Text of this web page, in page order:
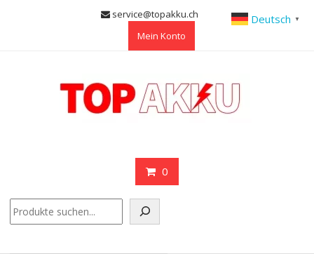
service@topakku.ch
Mein Konto
0
Deutsch ▼